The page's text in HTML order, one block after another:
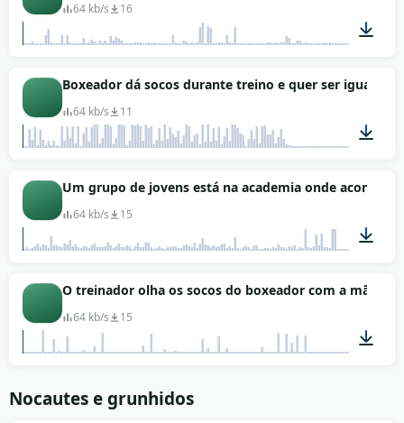
64 kb/s 16
01:04
Boxeador dá socos durante treino e quer ser igual ao
64 kb/s 11
00:27
Um grupo de jovens está na academia onde acontece
64 kb/s 15
01:08
O treinador olha os socos do boxeador com a mão
64 kb/s 15
Nocautes e grunhidos